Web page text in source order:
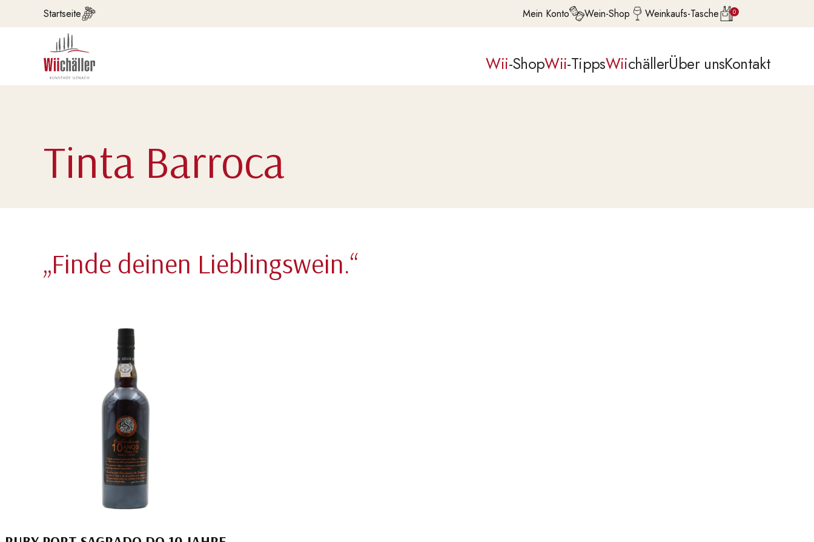
Startseite Mein Konto Wein-Shop Weinkaufs-Tasche 0
Wii-ShopWii-TippsWiichällerÜber unsKontakt
Tinta Barroca
„Finde deinen Lieblingswein.“